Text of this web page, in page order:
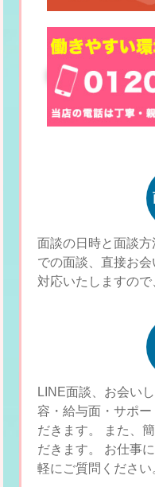
面談の日時と面談方
での面談、直接お
対応いたしますので
LINE面談、お会い
容・給与面・サポ
だきます。
また、
だきます。
お仕事
軽にご質問ください